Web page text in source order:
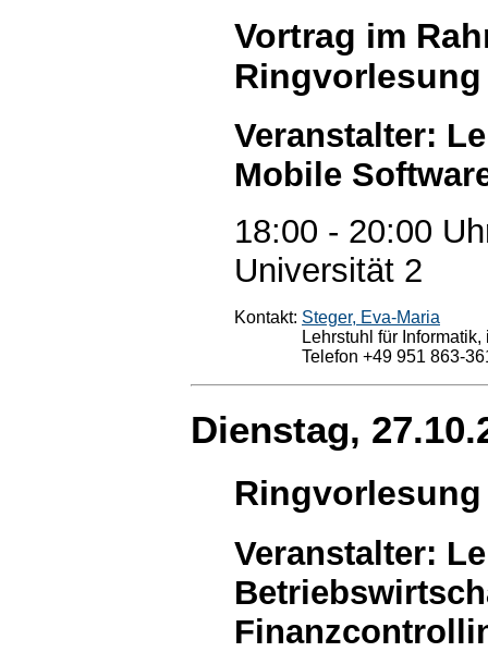
Vortrag im
Ringvorlesung
Veranstalter:
Mobile
18:00 - 20:00
Universität 2
Kontakt: Steger, Eva-Maria
Lehrstuhl für
Telefon +49 951 863-
Dienstag,
Veranstalter: